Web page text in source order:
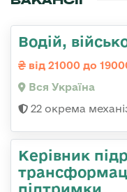
Водій,
від 21000 до
Вся Україна
22 окрема
Керівник
підтримки